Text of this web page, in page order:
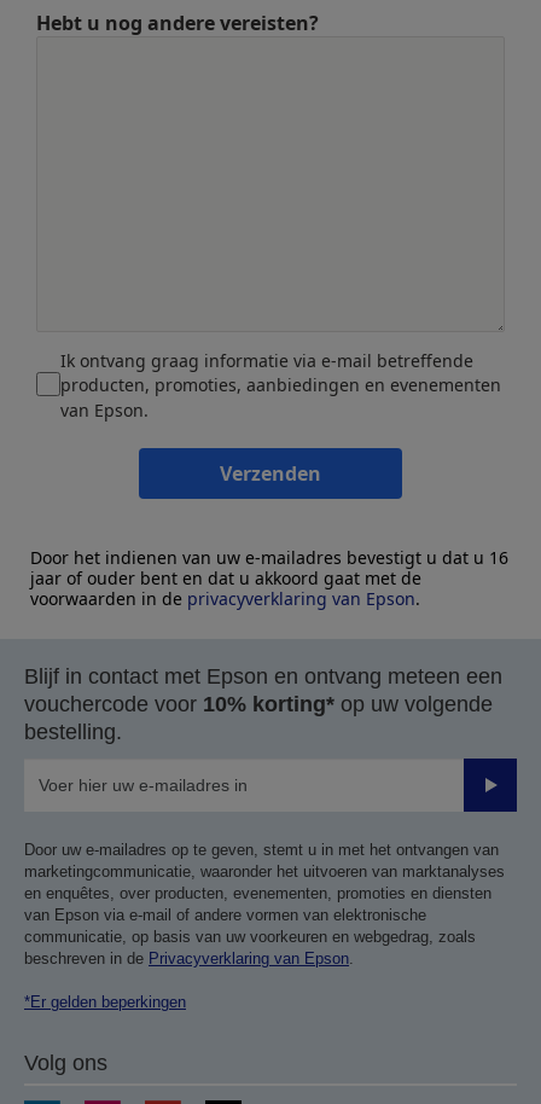
Hebt u nog andere vereisten?
Ik ontvang graag informatie via e-mail betreffende
producten, promoties, aanbiedingen en evenementen
van Epson.
Verzenden
Door het indienen van uw e-mailadres bevestigt u dat u 16
jaar of ouder bent en dat u akkoord gaat met de
voorwaarden in de privacyverklaring van Epson.
Blijf in contact met Epson en ontvang meteen een
vouchercode voor 10% korting* op uw volgende
bestelling.
Door uw e-mailadres op te geven, stemt u in met het ontvangen van
marketingcommunicatie, waaronder het uitvoeren van marktanalyses
en enquêtes, over producten, evenementen, promoties en diensten
van Epson via e-mail of andere vormen van elektronische
communicatie, op basis van uw voorkeuren en webgedrag, zoals
beschreven in de Privacyverklaring van Epson.
*Er gelden beperkingen
Volg ons